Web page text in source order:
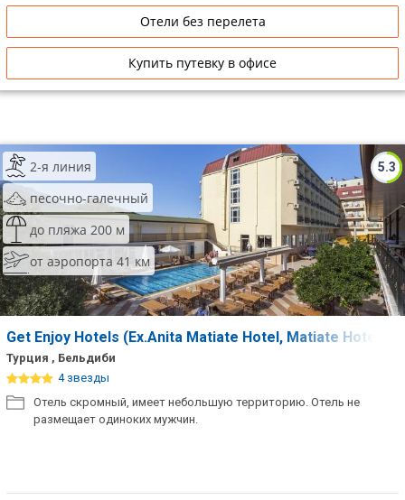
Отели без перелета
Купить путевку в офисе
5.3
2-я линия
песочно-галечный
до пляжа 200 м
от аэропорта 41 км
Get Enjoy Hotels (Ex.Anita Matiate Hotel, Matiate Hotel)
Турция , Бельдиби
4 звезды
Отель скромный, имеет небольшую территорию. Отель не
размещает одиноких мужчин.